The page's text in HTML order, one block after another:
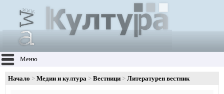
Меню
Начало Медии и култура Вестници Литературен вестник